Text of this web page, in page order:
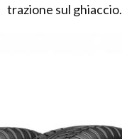
trazione sul ghiaccio.